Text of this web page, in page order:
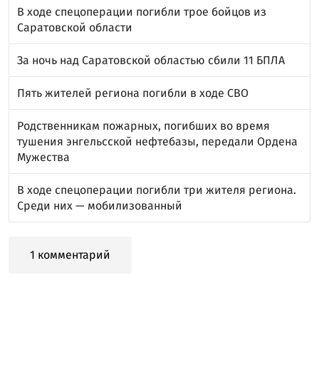
В ходе спецоперации погибли трое бойцов из
Саратовской области
За ночь над Саратовской областью сбили 11 БПЛА
Пять жителей региона погибли в ходе СВО
Родственникам пожарных, погибших во время
тушения энгельсской нефтебазы, передали Ордена
Мужества
В ходе спецоперации погибли три жителя региона.
Среди них — мобилизованный
1 комментарий